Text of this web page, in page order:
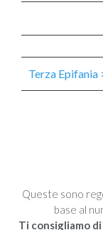
Terza Epifania
Queste sono
base al
Ti consigliamo di